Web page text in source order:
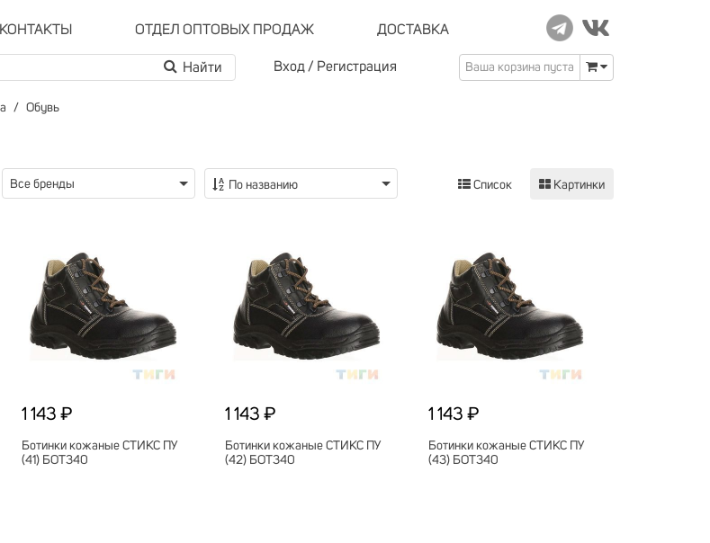
КОНТАКТЫ ОТДЕЛ ОПТОВЫХ ПРОДАЖ ДОСТАВКА
Вход / Регистрация Ваша корзина пуста
Обувь
Все бренды По названию Список Картинки
1 143 ₽
Ботинки кожаные СТИКС ПУ
(41) БОТ340
1 143 ₽
Ботинки кожаные СТИКС ПУ
(42) БОТ340
1 143 ₽
Ботинки кожаные СТИКС ПУ
(43) БОТ340